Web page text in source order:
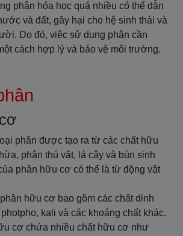
phân hóa học quá nhiều có thể dẫn
và đất, gây hại cho hệ sinh thái và
Do đó, việc sử dụng phân cần
cách hợp lý và bảo vệ môi trường.
phân được tạo ra từ các chất hữu
phân thú vật, lá cây và bùn sinh
phân hữu cơ có thể là từ động vật
hữu cơ bao gồm các chất dinh
kali và các khoáng chất khác.
cơ chứa nhiều chất hữu cơ như